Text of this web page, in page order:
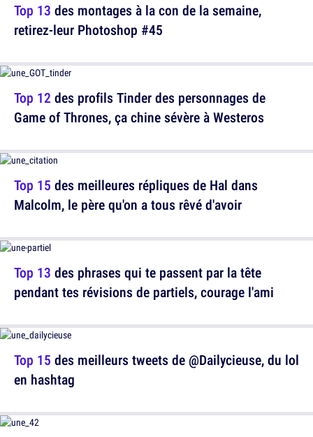
Top 13 des montages à la con de la semaine,
retirez-leur Photoshop #45
Top 15 des meilleures répliques de Hal dans
Malcolm, le père qu'on a tous rêvé d'avoir
Top 15 des meilleurs tweets de @Dailycieuse, du lol
en hashtag
Top 12 des profils Tinder des personnages de
Game of Thrones, ça chine sévère à Westeros
Top 13 des phrases qui te passent par la tête
pendant tes révisions de partiels, courage l'ami